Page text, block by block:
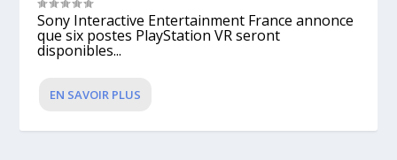
Sony Interactive Entertainment France annonce
que six postes PlayStation VR seront
disponibles...
EN SAVOIR PLUS